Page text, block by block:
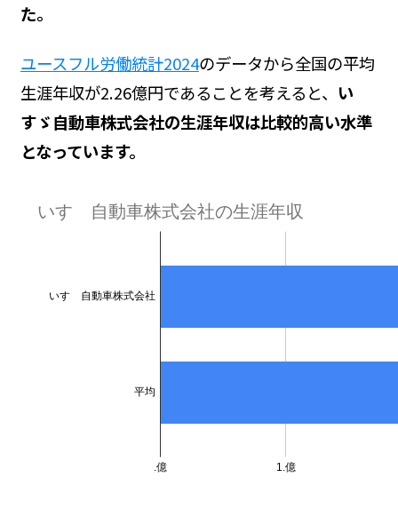
た。
ユースフル労働統計2024のデータから全国の平均
生涯年収が2.26億円であることを考えると、 い
すゞ自動車株式会社の生涯年収は比較的高い水準
となっています。